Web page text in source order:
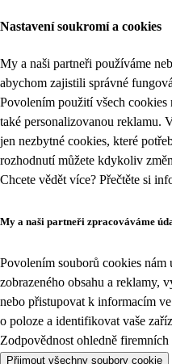
Nastavení soukromí a cookies
My a naši partneři používáme
abychom zajistili správné
Povolením použití všech
také personalizovanou reklamu.
jen nezbytné cookies, které
rozhodnutí můžete kdykoliv
Chcete vědět více? Přečtěte si
My a naši partneři zpracováváme
Povolením souborů cookies
zobrazeného obsahu a reklamy,
nebo přistupovat k informacím
o poloze a identifikovat vaše
Zodpovědnost ohledně firemních
Přijmout všechny soubory cookie